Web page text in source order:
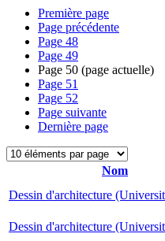
Première page
Page précédente
Page 48
Page 49
Page 50 (page actuelle)
Page 51
Page 52
Page suivante
Dernière page
Nom
Dessin d'architecture
Dessin d'architecture